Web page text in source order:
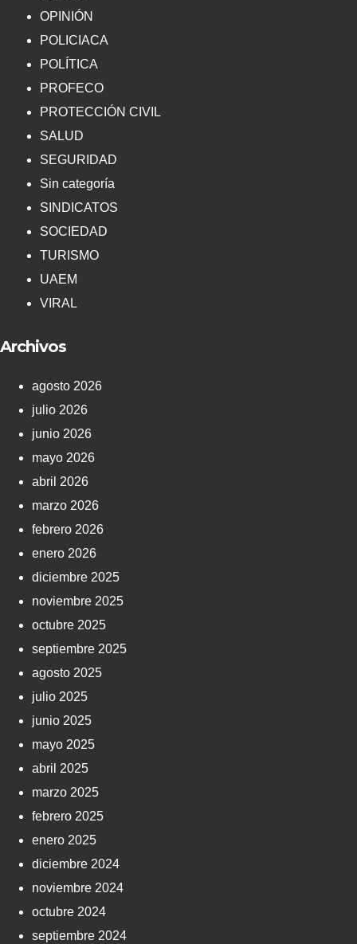
OPINIÓN
POLICIACA
POLÍTICA
PROFECO
PROTECCIÓN CIVIL
SALUD
SEGURIDAD
Sin categoría
SINDICATOS
SOCIEDAD
TURISMO
UAEM
VIRAL
Archivos
agosto 2026
julio 2026
junio 2026
mayo 2026
abril 2026
marzo 2026
febrero 2026
enero 2026
diciembre 2025
noviembre 2025
octubre 2025
septiembre 2025
agosto 2025
julio 2025
junio 2025
mayo 2025
abril 2025
marzo 2025
febrero 2025
enero 2025
diciembre 2024
noviembre 2024
octubre 2024
septiembre 2024